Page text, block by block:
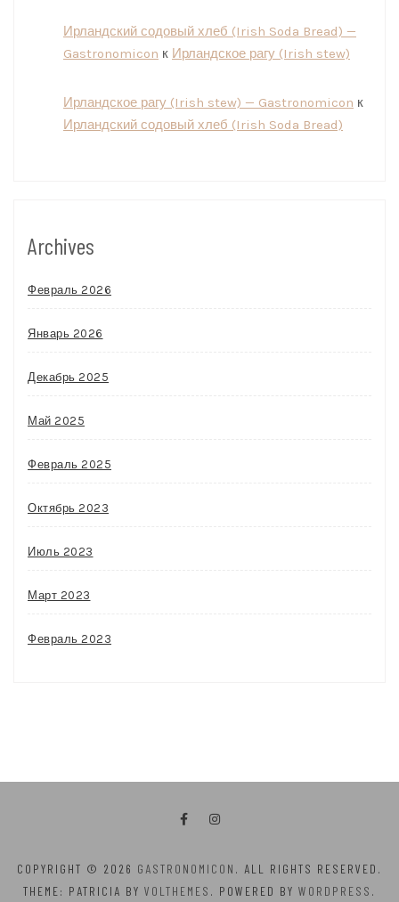
Ирландский содовый хлеб (Irish Soda Bread) —
Gastronomicon к Ирландское рагу (Irish stew)
Ирландское рагу (Irish stew) — Gastronomicon к
Ирландский содовый хлеб (Irish Soda Bread)
Archives
Февраль 2026
Январь 2026
Декабрь 2025
Май 2025
Февраль 2025
Октябрь 2023
Июль 2023
Март 2023
Февраль 2023
COPYRIGHT © 2026 GASTRONOMICON . ALL RIGHTS RESERVED.
THEME: PATRICIA BY VOLTHEMES . POWERED BY WORDPRESS .